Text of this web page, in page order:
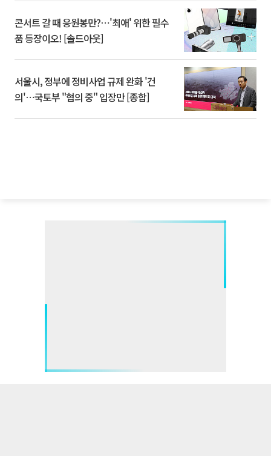
콘서트 갈 때 응원봉만?⋯'최애' 위한 필수
품 등장이오! [솔드아웃]
서울시, 정부에 정비사업 규제 완화 '건
의'⋯국토부 "협의 중" 입장만 [종합]